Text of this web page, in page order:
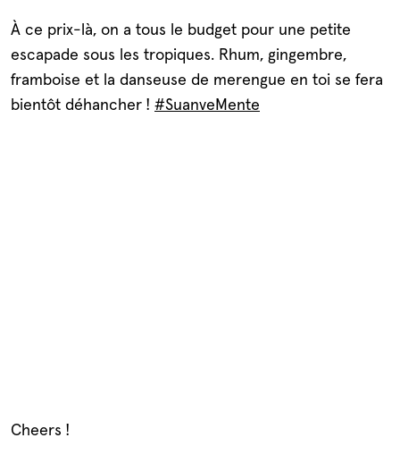
À ce prix-là, on a tous le budget pour une petite
escapade sous les tropiques. Rhum, gingembre,
framboise et la danseuse de merengue en toi se fera
bientôt déhancher ! #SuanveMente
Cheers !